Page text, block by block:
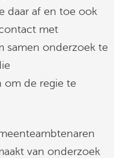
daar af en toe ook
met
samen onderzoek te
om de regie te
van onderzoek